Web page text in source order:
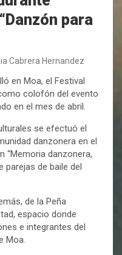
para
Cabrera Hernandez
en Moa, el Festival
colofón del evento
en el mes de abril.
se efectuó el
danzonera en el
“Memoria danzonera,
parejas de baile del
de la Peña
espacio donde
e integrantes del
Moa.